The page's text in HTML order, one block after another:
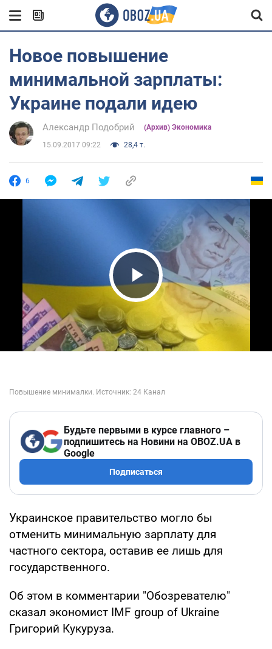
Новое повышение
минимальной зарплаты:
Украине подали идею
Александр Подобрий (Архив) Экономика
15.09.2017 09:22 28,4 т.
6
Play Video
Будьте первыми в курсе главного –
подпишитесь на Новини на OBOZ.UA в
Google
Подписаться
Украинское правительство могло бы
отменить минимальную зарплату для
частного сектора, оставив ее лишь для
государственного.
Об этом в комментарии "Обозревателю"
сказал экономист IMF group of Ukraine
Григорий Кукуруза.